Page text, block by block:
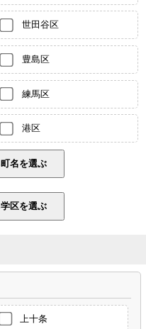
世田谷区
豊島区
練馬区
港区
上十条